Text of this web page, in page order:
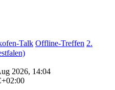
Talk Offline-Treffen 2.
2026, 14:04